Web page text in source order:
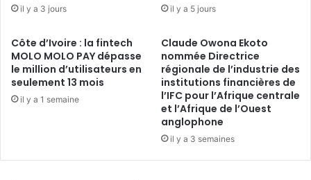
il y a 3 jours il y a 5 jours
Côte d’Ivoire : la fintech
MOLO MOLO PAY dépasse
le million d’utilisateurs en
seulement 13 mois
il y a 1 semaine
Claude Owona Ekoto
nommée Directrice
régionale de l’industrie des
institutions financières de
l’IFC pour l’Afrique centrale
et l’Afrique de l’Ouest
anglophone
il y a 3 semaines